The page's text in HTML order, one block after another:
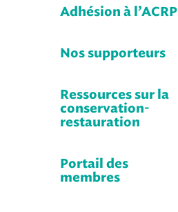
Adhésion à l’ACRP
Nos supporteurs
Ressources sur la
conservation-
restauration
Portail des
membres